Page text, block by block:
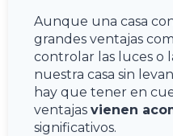
Aunque una casa
grandes ventajas
controlar las luces o
nuestra casa sin
hay que tener en
ventajas vienen
significativos.